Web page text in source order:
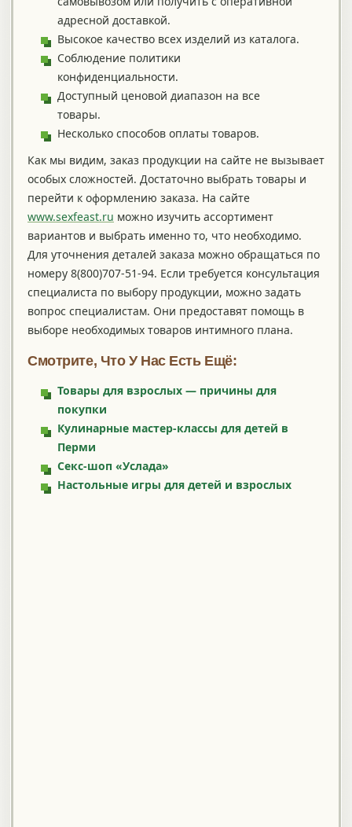
адресной доставкой.
Высокое качество всех изделий из каталога.
Соблюдение политики
конфиденциальности.
Доступный ценовой диапазон на все
товары.
Несколько способов оплаты товаров.
Как мы видим, заказ продукции на сайте не вызывает
особых сложностей. Достаточно выбрать товары и
перейти к оформлению заказа. На сайте
www.sexfeast.ru можно изучить ассортимент
вариантов и выбрать именно то, что необходимо.
Для уточнения деталей заказа можно обращаться по
номеру 8(800)707-51-94. Если требуется консультация
специалиста по выбору продукции, можно задать
вопрос специалистам. Они предоставят помощь в
выборе необходимых товаров интимного плана.
Смотрите, Что У Нас Есть Ещё:
Товары для взрослых — причины для
покупки
Кулинарные мастер-классы для детей в
Перми
Секс-шоп «Услада»
Настольные игры для детей и взрослых